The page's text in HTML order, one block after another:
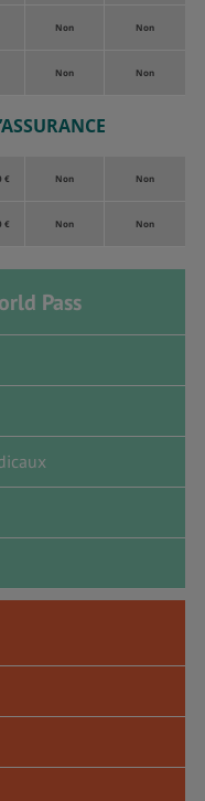
Non Non
Non Non
€ Non Non
€ Non Non
Pass